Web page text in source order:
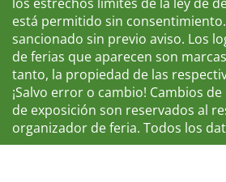
está permitido sin
sancionado sin previo aviso. Los
de ferias que aparecen son
tanto, la propiedad de las
¡Salvo error o cambio! Cambios
de exposición son reservados al
organizador de feria. Todos los